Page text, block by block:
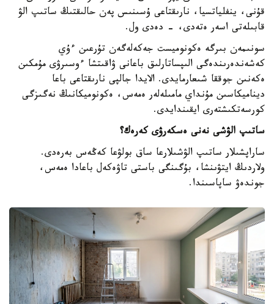
قۇنى، ينفلياتسيا، نارىقتاعى ۇسىنىس پەن حالىقتىڭ ساتىپ الۋ
قابىلەتى اسەر ەتەدى، - دەدى ول.
سونىمەن بىرگە ەكونوميست جەكەلەگەن تۇرعىن ءۇي
كەشەندەرىندەگى الىپساتارلىق باعانى ۋاقىتشا ءوسىرۋى مۇمكىن
ەكەنىن جوققا شىعارمايدى. الايدا جالپى نارىقتاعى باعا
ديناميكاسىن مۇنداي مامىلەلەر ەمەس، ەكونوميكانىڭ نەگىزگى
كورسەتكىشتەرى ايقىندايدى.
ساتىپ الۋشى نەنى ەسكەرۋى كەرەك؟
ساراپشىلار ساتىپ الۋشىلارعا ساق بولۋعا كەڭەس بەرەدى.
ولاردىڭ ايتۋىنشا، بۇگىنگى باستى تاۋەكەل باعادا ەمەس،
جوندەۋ ساپاسىندا.